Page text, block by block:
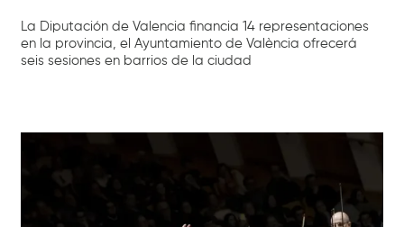
La Diputación de Valencia financia 14 representaciones
en la provincia, el Ayuntamiento de València ofrecerá
seis sesiones en barrios de la ciudad